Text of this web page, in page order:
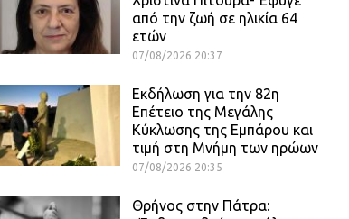
από την ζωή σε ηλικία 64
ετών
07/08/2026 20:37
Εκδήλωση για την 82η
Επέτειο της Μεγάλης
Κύκλωσης της Εμπάρου και
τιμή στη Μνήμη των ηρώων
07/08/2026 20:35
Θρήνος στην Πάτρα: